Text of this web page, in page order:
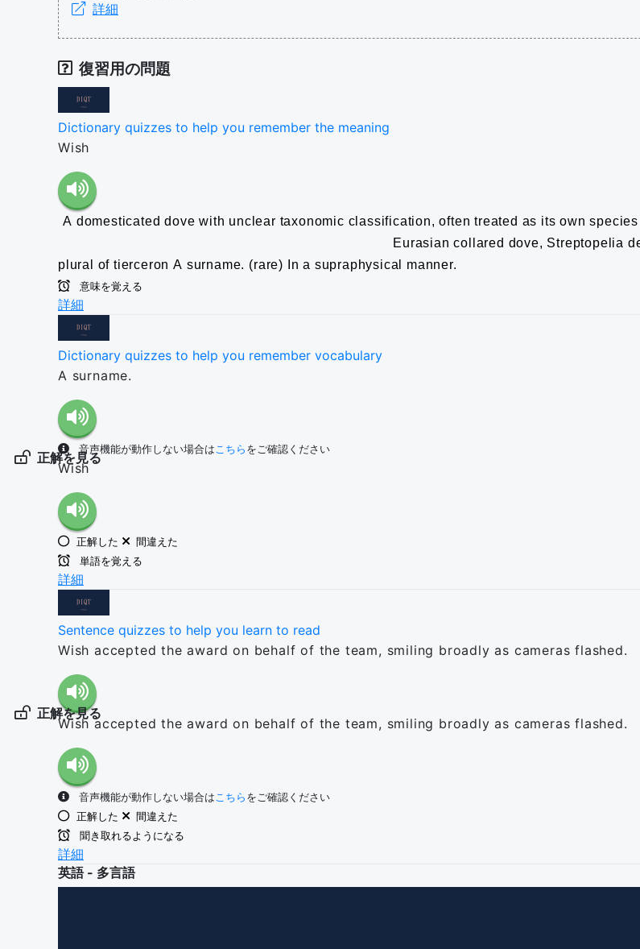
詳細
復習用の問題
Dictionary quizzes to help you remember the meaning
Wish
A domesticated dove with unclear taxonomic classification, often treated as its own
Eurasian collared dove, Streptopelia
plural of tierceron A surname. (rare) In a supraphysical manner.
意味を覚える
詳細
Dictionary quizzes to help you remember vocabulary
A surname.
音声機能が動作しない場合はこちら をご確認ください
正解を見る
Wish
正解した
間違えた
単語を覚える
詳細
Sentence quizzes to help you learn to read
Wish accepted the award on behalf of the team, smiling broadly as cameras flashed.
正解を見る
Wish accepted the award on behalf of the team, smiling broadly as cameras flashed.
音声機能が動作しない場合はこちら をご確認ください
正解した
間違えた
聞き取れるようになる
詳細
英語 - 多言語